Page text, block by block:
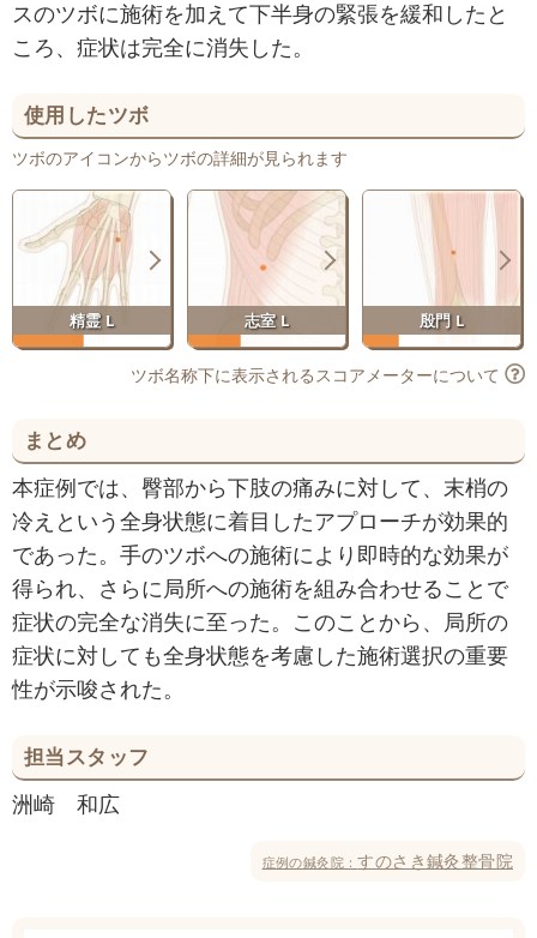
スのツボに施術を加えて下半身の緊張を緩和したと
ころ、症状は完全に消失した。
使用したツボ
ツボのアイコンからツボの詳細が見られます
精霊 L 志室 L 殷門 L
ツボ名称下に表示されるスコアメーターについて
まとめ
本症例では、臀部から下肢の痛みに対して、末梢の
冷えという全身状態に着目したアプローチが効果的
であった。手のツボへの施術により即時的な効果が
得られ、さらに局所への施術を組み合わせることで
症状の完全な消失に至った。このことから、局所の
症状に対しても全身状態を考慮した施術選択の重要
性が示唆された。
担当スタッフ
洲崎 和広
症例の鍼灸院：すのさき鍼灸整骨院